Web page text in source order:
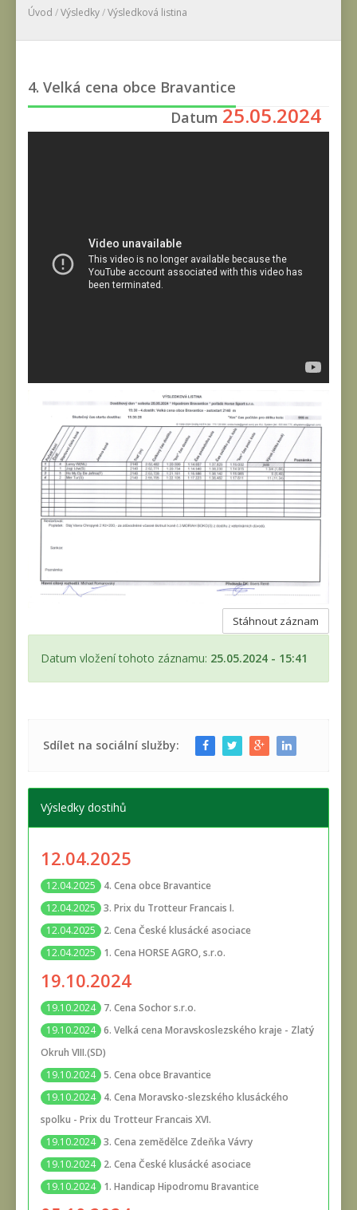
Úvod /Výsledky/Výsledková listina
4. Velká cena obce Bravantice
Datum 25.05.2024
Stáhnout záznam
Datum vložení tohoto záznamu: 25.05.2024 - 15:41
Sdílet na sociální služby:
Výsledky dostihů
12.04.2025
12.04.2025
4. Cena obce Bravantice
12.04.2025
3. Prix du Trotteur Francais I.
12.04.2025
2. Cena České klusácké asociace
12.04.2025
1. Cena HORSE AGRO, s.r.o.
19.10.2024
19.10.2024
7. Cena Sochor s.r.o.
19.10.2024 6. Velká cena Moravskoslezského kraje - Zlatý
Okruh VIII.(SD)
19.10.2024 5. Cena obce Bravantice
19.10.2024
4. Cena Moravsko-slezského klusáckého
spolku - Prix du Trotteur Francais XVI.
19.10.2024 3. Cena zemědělce Zdeňka Vávry
19.10.2024
2. Cena České klusácké asociace
19.10.2024
1. Handicap Hipodromu Bravantice